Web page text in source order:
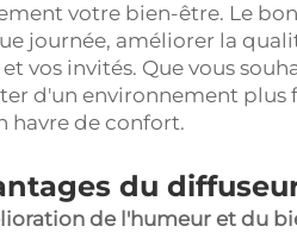
votre bien-être. Le
journée, améliorer la
et vos invités. Que vous
d'un environnement plus
havre de confort.
du
de l'humeur et du